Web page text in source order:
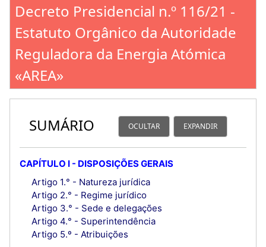
Decreto Presidencial n.º 116/21 -
Estatuto Orgânico da Autoridade
Reguladora da Energia Atómica
«AREA»
SUMÁRIO OCULTAR EXPANDIR
CAPÍTULO I - DISPOSIÇÕES GERAIS
Artigo 1.° - Natureza jurídica
Artigo 2.° - Regime jurídico
Artigo 3.° - Sede e delegações
Artigo 4.° - Superintendência
Artigo 5.º - Atribuições